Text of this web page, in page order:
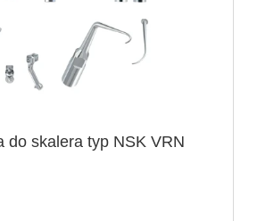
do skalera typ NSK VRN